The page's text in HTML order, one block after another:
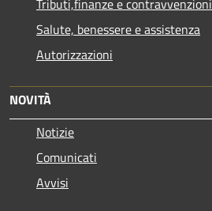
Tributi,finanze e contravvenzioni
Salute, benessere e assistenza
Autorizzazioni
NOVITÀ
Notizie
Comunicati
Avvisi